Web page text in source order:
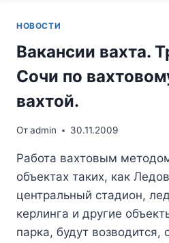
СТРАНЫ
НОВОСТИ
Вакансии вахта.
Сочи по
вахтой.
Отadmin 30.11.2009
Работа вахтовым
объектах таких, как
центральный стадион,
керлинга и другие
парка, будут возводится,